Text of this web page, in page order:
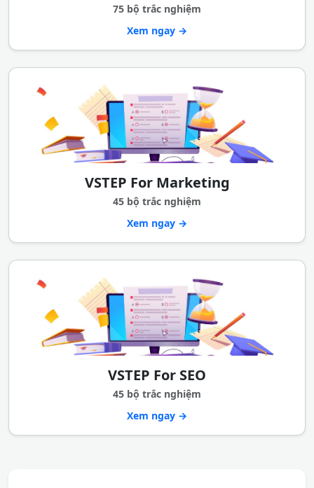
75 bộ trắc nghiệm
Xem ngay →
VSTEP For Marketing
45 bộ trắc nghiệm
Xem ngay →
VSTEP For SEO
45 bộ trắc nghiệm
Xem ngay →